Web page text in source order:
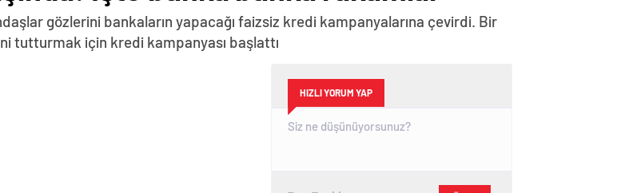
gözlerini bankaların yapacağı faizsiz kredi kampanyalarına çevirdi. Bir
tutturmak için kredi kampanyası başlattı
HIZLI YORUM YAP